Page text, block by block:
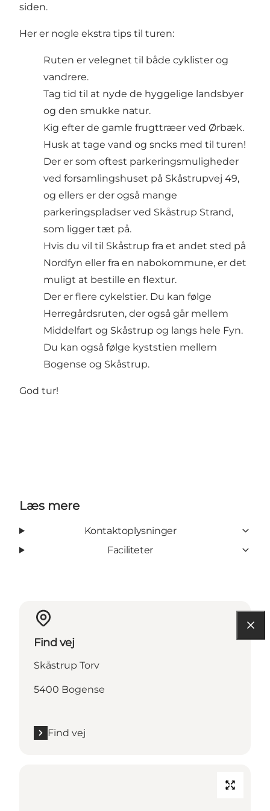
siden.
Her er nogle ekstra tips til turen:
Ruten er velegnet til både cyklister og
vandrere.
Tag tid til at nyde de hyggelige landsbyer
og den smukke natur.
Kig efter de gamle frugttræer ved Ørbæk.
Husk at tage vand og sncks med til turen!
Der er som oftest parkeringsmuligheder
ved forsamlingshuset på Skåstrupvej 49,
og ellers er der også mange
parkeringspladser ved Skåstrup Strand,
som ligger tæt på.
Hvis du vil til Skåstrup fra et andet sted på
Nordfyn eller fra en nabokommune, er det
muligt at bestille en flextur.
Der er flere cykelstier. Du kan følge
Herregårdsruten, der også går mellem
Middelfart og Skåstrup og langs hele Fyn.
Du kan også følge kyststien mellem
Bogense og Skåstrup.
God tur!
Læs mere
Kontaktoplysninger
Faciliteter
Find vej
Skåstrup Torv
5400 Bogense
Find vej